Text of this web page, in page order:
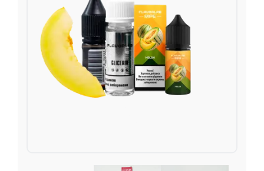
Подарункові набори
Уцінка
Знижки та опт